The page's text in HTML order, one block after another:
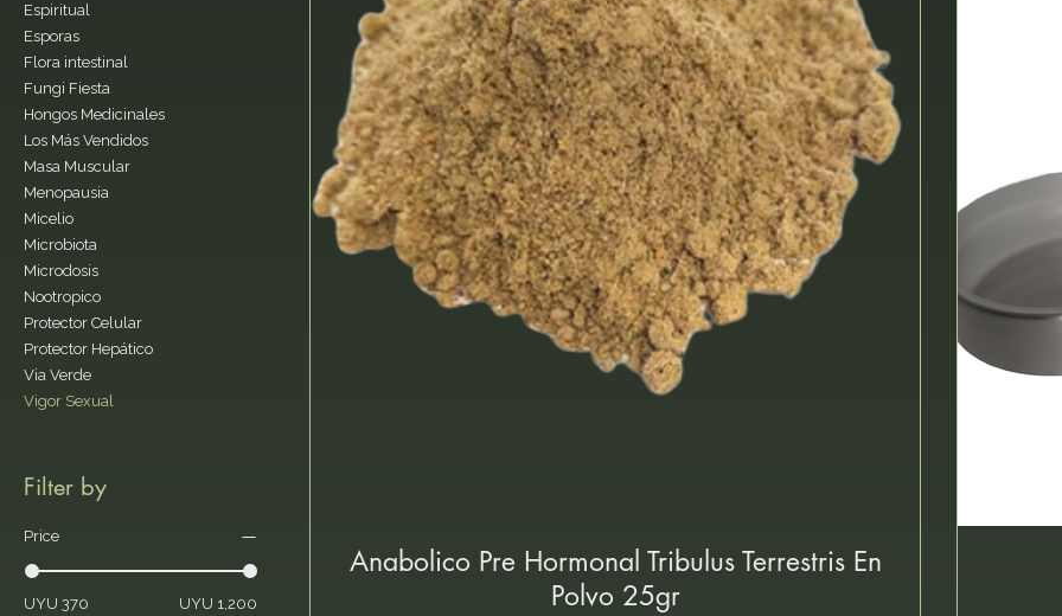
Espiritual
Esporas
Flora intestinal
Fungi Fiesta
Hongos Medicinales
Los Más Vendidos
Masa Muscular
Menopausia
Micelio
Microbiota
Microdosis
Nootropico
Protector Celular
Protector Hepático
Via Verde
Vigor Sexual
Filter by
Price
UYU 370 UYU 1,200
Anabolico Pre Hormonal Tribulus Terrestris En
Polvo 25gr